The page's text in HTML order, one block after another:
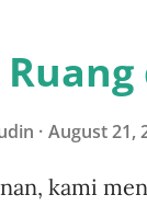
al
August 21,
kami